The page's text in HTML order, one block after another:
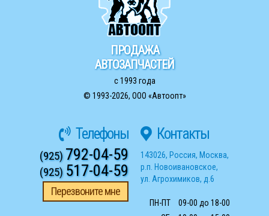
ПРОДАЖА
АВТОЗАПЧАСТЕЙ
с 1993 года
© 1993-2026, ООО «Автоопт»
Телефоны
(925)792-04-59
(925) 517-04-59
Перезвоните мне
Контакты
143026, Россия, Москва,
р.п. Новоивановское,
ул. Агрохимиков, д.6
ПН-ПТ
09-00 до 18-00